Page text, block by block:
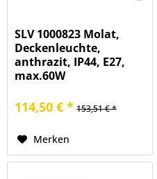
SLV 1000823 Molat,
Deckenleuchte,
anthrazit, IP44, E27,
max.60W
114,50 € * 153,51 € *
Merken